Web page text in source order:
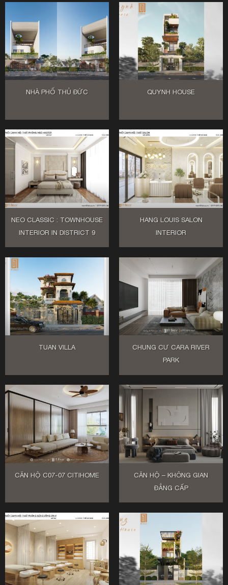
NHÀ PHỐ THỦ ĐỨC QUYNH HOUSE
NEO CLASSIC : TOWNHOUSE
INTERIOR IN DISTRICT 9
HANG LOUIS SALON
INTERIOR
TUAN VILLA
CHUNG CƯ CARA RIVER
PARK
CĂN HỘ C07-07 CITIHOME
CĂN HỘ – KHÔNG GIAN
ĐẲNG CẤP